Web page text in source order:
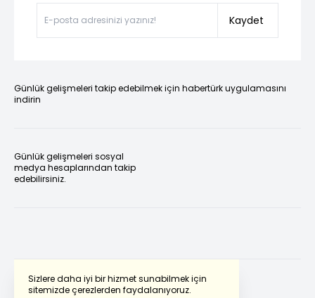
Sizlere daha iyi bir hizmet sunabilmek için
sitemizde çerezlerden faydalanıyoruz.
Kaydet
Günlük gelişmeleri takip edebilmek için habertürk uygulamasını
indirin
Günlük gelişmeleri sosyal
medya hesaplarından takip
edebilirsiniz.